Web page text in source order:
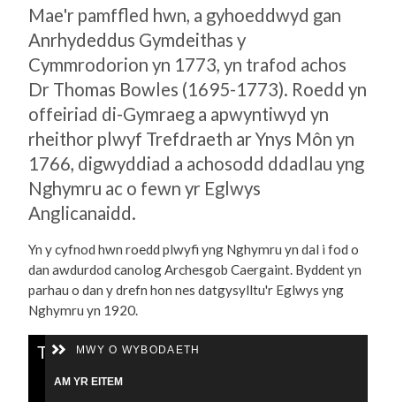
Mae'r pamffled hwn, a gyhoeddwyd gan
Anrhydeddus Gymdeithas y
Cymmrodorion yn 1773, yn trafod achos
Dr Thomas Bowles (1695-1773). Roedd yn
offeiriad di-Gymraeg a apwyntiwyd yn
rheithor plwyf Trefdraeth ar Ynys Môn yn
1766, digwyddiad a achosodd ddadlau yng
Nghymru ac o fewn yr Eglwys
Anglicanaidd.
Yn y cyfnod hwn roedd plwyfi yng Nghymru yn dal i fod o
dan awdurdod canolog Archesgob Caergaint. Byddent yn
parhau o dan y drefn hon nes datgysylltu'r Eglwys yng
Nghymru yn 1920.